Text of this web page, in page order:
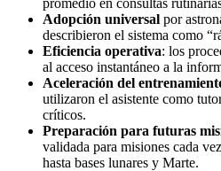
Adopción universal por
describieron el sistema como
Eficiencia operativa: los
al acceso instantáneo a la
Aceleración del
utilizaron el asistente como
críticos.
Preparación para futuras
validada para misiones cada
hasta bases lunares y Marte.